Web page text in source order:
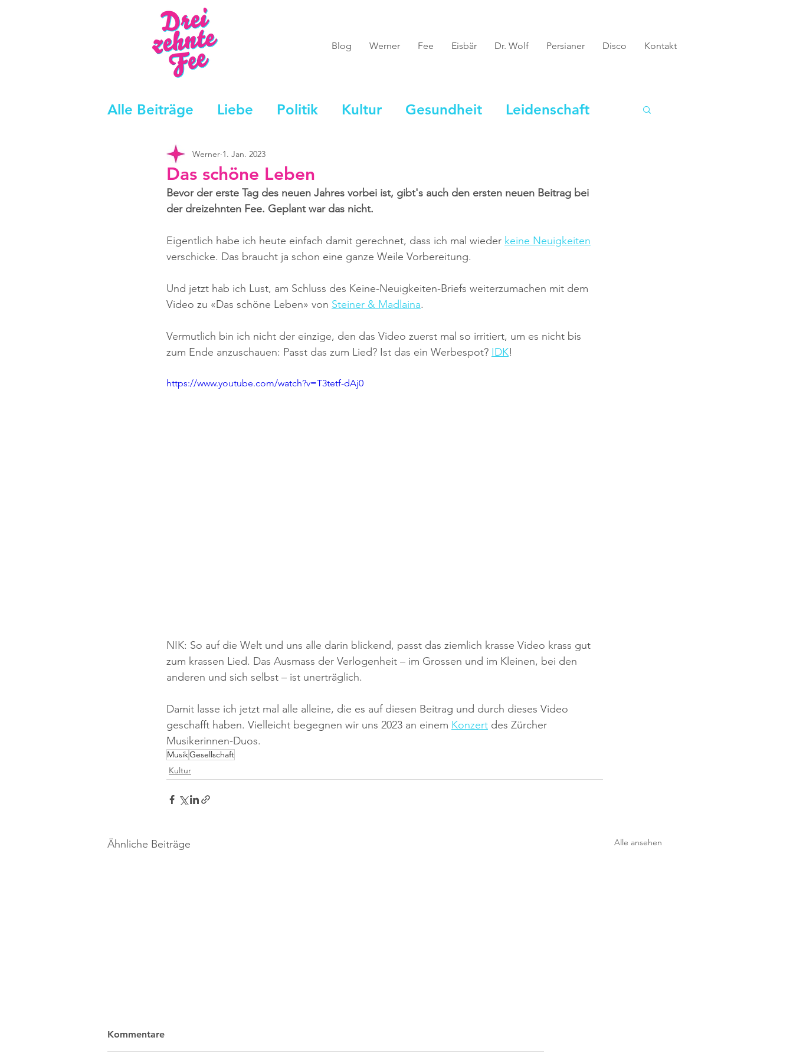
Blog Werner Fee Eisbär Dr. Wolf Persianer Disco Kontakt
Alle Beiträge Liebe Politik Kultur Gesundheit Leidenschaft
Das schöne Leben
Werner 1. Jan. 2023
Bevor der erste Tag des neuen Jahres vorbei ist, gibt's auch den ersten neuen Beitrag bei
der dreizehnten Fee. Geplant war das nicht.
Eigentlich habe ich heute einfach damit gerechnet, dass ich mal wieder keine Neuigkeiten
verschicke. Das braucht ja schon eine ganze Weile Vorbereitung.
Und jetzt hab ich Lust, am Schluss des Keine-Neuigkeiten-Briefs weiterzumachen mit dem
Video zu «Das schöne Leben» von Steiner & Madlaina.
Vermutlich bin ich nicht der einzige, den das Video zuerst mal so irritiert, um es nicht bis
zum Ende anzuschauen: Passt das zum Lied? Ist das ein Werbespot? IDK!
https://www.youtube.com/watch?v=T3tetf-dAj0
NIK: So auf die Welt und uns alle darin blickend, passt das ziemlich krasse Video krass gut
zum krassen Lied. Das Ausmass der Verlogenheit – im Grossen und im Kleinen, bei den
anderen und sich selbst – ist unerträglich.
Damit lasse ich jetzt mal alle alleine, die es auf diesen Beitrag und durch dieses Video
geschafft haben. Vielleicht begegnen wir uns 2023 an einem Konzert des Zürcher
Musikerinnen-Duos.
MusikGesellschaft
Kultur
Ähnliche Beiträge Alle ansehen
Kommentare